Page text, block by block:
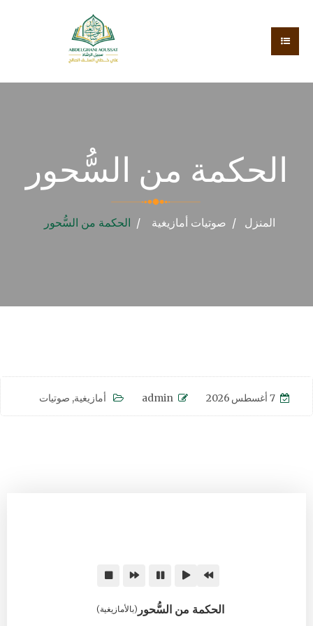
الحكمة من السُّحور
المنزل صوتيات أمازيغية الحكمة من السُّحور
7 أغسطس 2026 admin أمازيغية, صوتيات
الحكمة من السُّحور (بالأمازيغية)